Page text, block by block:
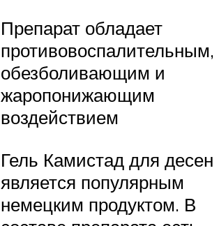
Препарат обладает
противовоспалительным,
обезболивающим и
жаропонижающим
воздействием
Гель Камистад для десен
является популярным
немецким продуктом. В